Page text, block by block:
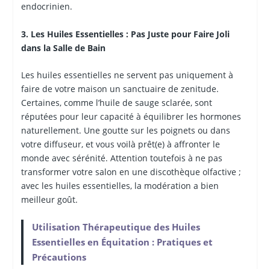
endocrinien.
3. Les Huiles Essentielles : Pas Juste pour Faire Joli
dans la Salle de Bain
Les huiles essentielles ne servent pas uniquement à
faire de votre maison un sanctuaire de zenitude.
Certaines, comme l’huile de sauge sclarée, sont
réputées pour leur capacité à équilibrer les hormones
naturellement. Une goutte sur les poignets ou dans
votre diffuseur, et vous voilà prêt(e) à affronter le
monde avec sérénité. Attention toutefois à ne pas
transformer votre salon en une discothèque olfactive ;
avec les huiles essentielles, la modération a bien
meilleur goût.
Utilisation Thérapeutique des Huiles
Essentielles en Équitation : Pratiques et
Précautions